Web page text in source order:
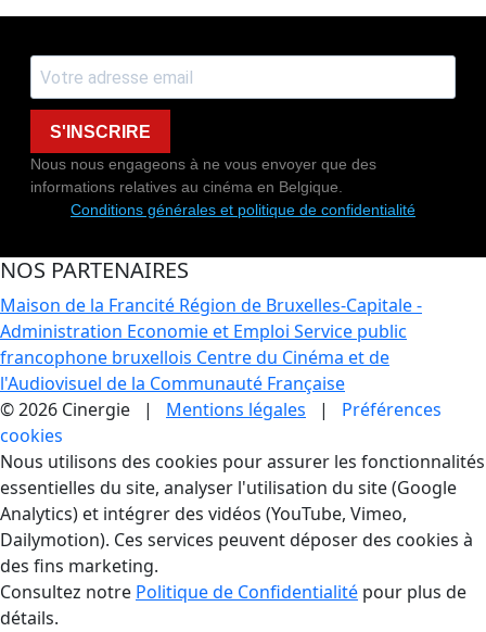
S'INSCRIRE
Nous nous engageons à ne vous envoyer que des
informations relatives au cinéma en Belgique.
Conditions générales et politique de confidentialité
NOS PARTENAIRES
Maison de la Francité Région de Bruxelles-Capitale -
Administration Economie et Emploi Service public
francophone bruxellois Centre du Cinéma et de
l'Audiovisuel de la Communauté Française
© 2026 Cinergie | Mentions légales | Préférences
cookies
Gestion des Cookies
Nous utilisons des cookies pour assurer les fonctionnalités
essentielles du site, analyser l'utilisation du site (Google
Analytics) et intégrer des vidéos (YouTube, Vimeo,
Dailymotion). Ces services peuvent déposer des cookies à
des fins marketing.
Consultez notre Politique de Confidentialité pour plus de
détails.